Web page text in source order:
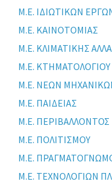
Μ.Ε. ΙΔΙΩΤΙΚΩΝ
Μ.Ε. ΚΑΙΝΟΤΟΜΙΑΣ
Μ.Ε. ΚΛΙΜΑΤΙΚΗΣ
Μ.Ε.
Μ.Ε. ΝΕΩΝ
Μ.Ε. ΠΑΙΔΕΙΑΣ
Μ.Ε. ΠΕΡΙΒΑΛΛΟΝΤΟΣ
Μ.Ε. ΠΟΛΙΤΙΣΜΟΥ
Μ.Ε.
Μ.Ε. ΤΕΧΝΟΛΟΓΙΩΝ